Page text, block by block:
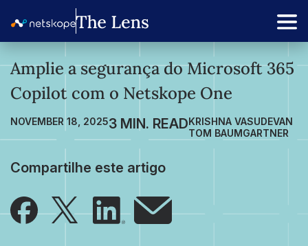
Amplie a segurança do Microsoft 365
Copilot com o Netskope One
NOVEMBER 18, 2025
KRISHNA VASUDEVAN
TOM BAUMGARTNER
Compartilhe este artigo